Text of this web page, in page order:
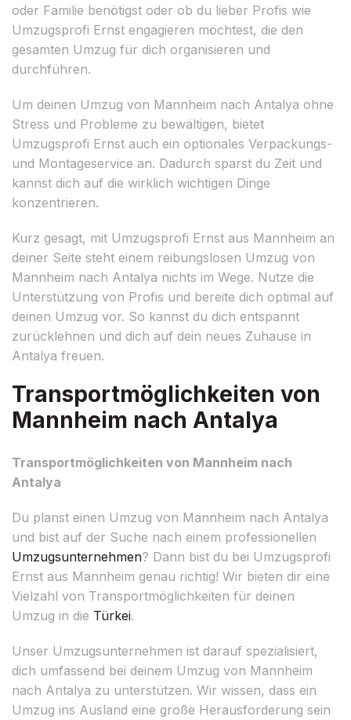
oder Familie benötigst oder ob du lieber Profis wie
Umzugsprofi Ernst engagieren möchtest, die den
gesamten Umzug für dich organisieren und
durchführen.
Um deinen Umzug von Mannheim nach Antalya ohne
Stress und Probleme zu bewältigen, bietet
Umzugsprofi Ernst auch ein optionales Verpackungs-
und Montageservice an. Dadurch sparst du Zeit und
kannst dich auf die wirklich wichtigen Dinge
konzentrieren.
Kurz gesagt, mit Umzugsprofi Ernst aus Mannheim an
deiner Seite steht einem reibungslosen Umzug von
Mannheim nach Antalya nichts im Wege. Nutze die
Unterstützung von Profis und bereite dich optimal auf
deinen Umzug vor. So kannst du dich entspannt
zurücklehnen und dich auf dein neues Zuhause in
Antalya freuen.
Transportmöglichkeiten von
Mannheim nach Antalya
Transportmöglichkeiten von Mannheim nach
Antalya
Du planst einen Umzug von Mannheim nach Antalya
und bist auf der Suche nach einem professionellen
Umzugsunternehmen? Dann bist du bei Umzugsprofi
Ernst aus Mannheim genau richtig! Wir bieten dir eine
Vielzahl von Transportmöglichkeiten für deinen
Umzug in die Türkei.
Unser Umzugsunternehmen ist darauf spezialisiert,
dich umfassend bei deinem Umzug von Mannheim
nach Antalya zu unterstützen. Wir wissen, dass ein
Umzug ins Ausland eine große Herausforderung sein